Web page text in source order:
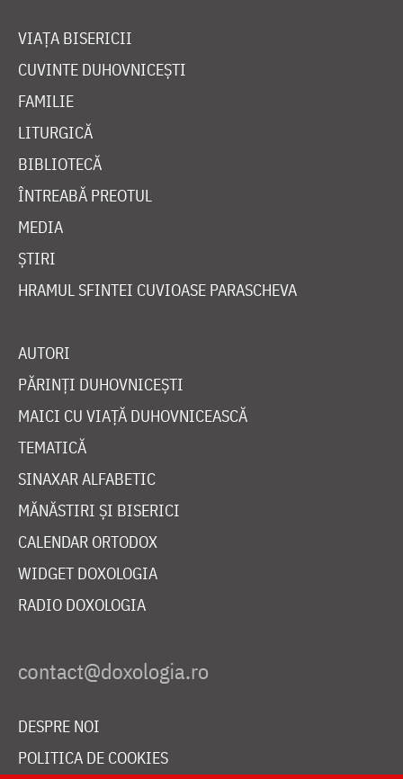
VIAȚA BISERICII
CUVINTE DUHOVNICEȘTI
FAMILIE
LITURGICĂ
BIBLIOTECĂ
ÎNTREABĂ PREOTUL
MEDIA
ȘTIRI
HRAMUL SFINTEI CUVIOASE PARASCHEVA
AUTORI
PĂRINȚI DUHOVNICEȘTI
MAICI CU VIAȚĂ DUHOVNICEASCĂ
TEMATICĂ
SINAXAR ALFABETIC
MĂNĂSTIRI ȘI BISERICI
CALENDAR ORTODOX
WIDGET DOXOLOGIA
RADIO DOXOLOGIA
DESPRE NOI
POLITICA DE COOKIES